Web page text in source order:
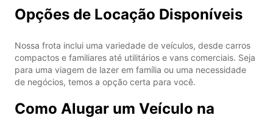
Opções de Locação Disponíveis
Nossa frota inclui uma variedade de veículos, desde carros
compactos e familiares até utilitários e vans comerciais. Seja
para uma viagem de lazer em família ou uma necessidade
de negócios, temos a opção certa para você.
Como Alugar um Veículo na